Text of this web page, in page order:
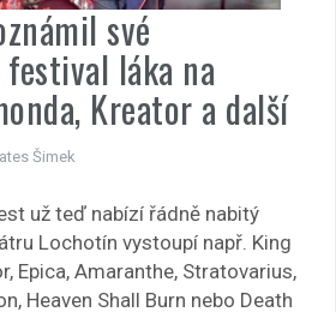
své
láka na
Kreator a další
Šimek
už teď nabízí řádně nabitý
Lochotín vystoupí např. King
Epica, Amaranthe, Stratovarius,
Heaven Shall Burn nebo Death